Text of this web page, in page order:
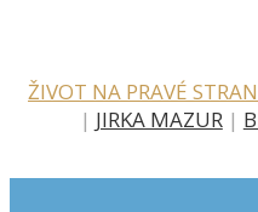
ŽIVOT NA PRAVÉ
| JIRKA MAZUR|